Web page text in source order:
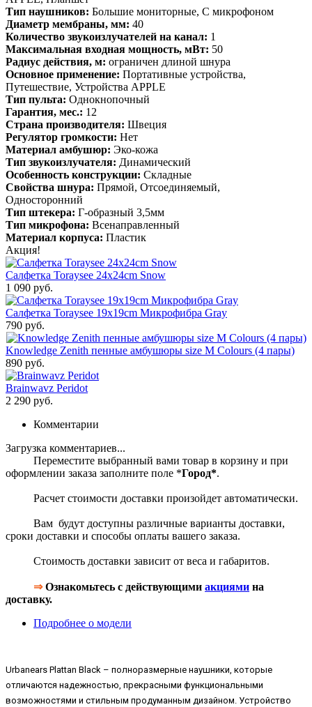
Тип наушников: Большие мониторные, С микрофоном
Диаметр мембраны, мм: 40
Количество звукоизлучателей на канал: 1
Максимальная входная мощность, мВт: 50
Радиус действия, м: ограничен длиной шнура
Основное применение: Портативные устройства,
Путешествие, Устройства APPLE
Тип пульта: Однокнопочный
Гарантия, мес.: 12
Страна производителя: Швеция
Регулятор громкости: Нет
Материал амбушюр: Эко-кожа
Тип звукоизлучателя: Динамический
Особенность конструкции: Складные
Свойства шнура: Прямой, Отсоединяемый,
Односторонний
Тип штекера: Г-образный 3,5мм
Тип микрофона: Всенаправленный
Материал корпуса: Пластик
Акция!
Салфетка Toraysee 24x24cm Snow
1 090 руб.
Салфетка Toraysee 19x19cm Микрофибра Gray
790 руб.
Knowledge Zenith пенные амбушюры size M Colours (4 пары)
890 руб.
Brainwavz Peridot
2 290 руб.
Комментарии
Загрузка комментариев...
Переместите выбранный вами товар в корзину и при
оформлении заказа заполните поле *Город*.
Расчет стоимости доставки произойдет автоматически.
Вам будут доступны различные варианты доставки,
сроки доставки и способы оплаты вашего заказа.
Стоимость доставки зависит от веса и габаритов.
⇒Ознакомьтесь с действующими акциями на
доставку.
Подробнее о модели
Urbanears Plattan Black – полноразмерные наушники, которые
отличаются надежностью, прекрасными функциональными
возможностями и стильным продуманным дизайном. Устройство